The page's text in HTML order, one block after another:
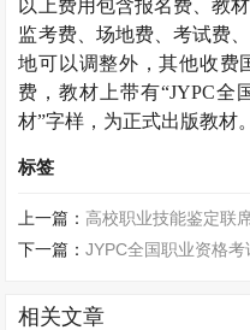
以上费用包含报名费、教
监考费、场地费、考试费
地可以调整外，其他收费
费，教材上带有“JYPC全
材”字样，为正式出版教材。
标签
上一篇： 高校职业技能鉴定联
下一篇：JYPC全国职业资格
相关文章